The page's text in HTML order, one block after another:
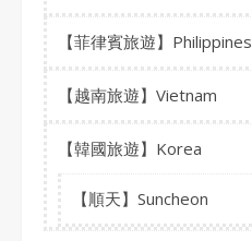
【菲律賓旅遊】Philippines
【越南旅遊】Vietnam
【韓國旅遊】Korea
【順天】Suncheon